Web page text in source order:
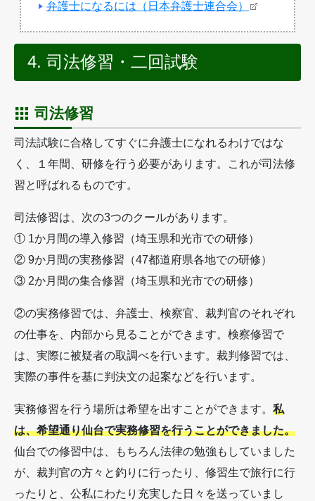
弁護士になるには（日本弁護士連合会）
4. 司法修習・二回試験
司法修習
司法試験に合格してすぐに弁護士になれるわけではな
く、１年間、研修を行う必要があります。これが司法修
習と呼ばれるものです。
司法修習は、次の3つのクールがあります。
① 1か月間の導入修習（埼玉県和光市での研修）
② 9か月間の実務修習（47都道府県各地での研修）
③ 2か月間の集合修習（埼玉県和光市での研修）
②の実務修習では、弁護士、検察官、裁判官のそれぞれ
の仕事を、内部から見ることができます。検察修習で
は、実際に被疑者の取調べを行います。裁判修習では、
実際の事件を基に判決文の起案などを行います。
実務修習を行う場所は希望を出すことができます。 私
は、希望通り仙台で実務修習を行うことができました。
仙台での修習中は、もちろん法律の勉強もしていました
が、裁判官の方々と釣りに行ったり、修習生で旅行に行
ったりと、公私にわたり充実した日々を送っていまし